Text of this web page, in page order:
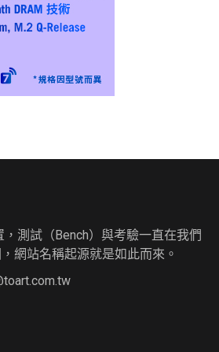
測試（Bench）與考驗一直在我們
網站名稱起源就是如此而來。